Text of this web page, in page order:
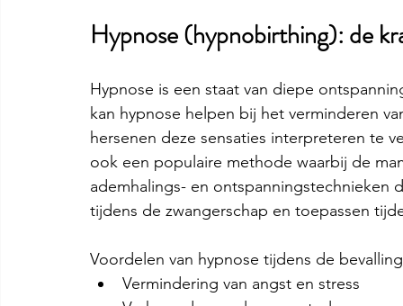
Hypnose (hypnobirthing): de
Hypnose is een staat van diepe
kan hypnose helpen bij het verminderen
hersenen deze sensaties interpreteren te
ook een populaire methode waarbij de
ademhalings- en ontspanningstechnieken
tijdens de zwangerschap en toepassen
Voordelen van hypnose tijdens de
Vermindering van angst en stress